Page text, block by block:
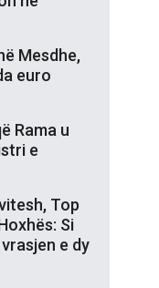
Mesdhe,
euro
Rama u
e
Top
Si
e dy